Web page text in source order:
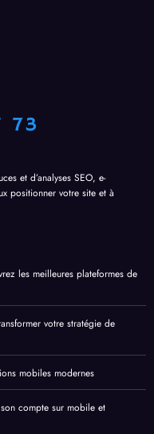
et d’analyses SEO, e-
positionner votre site et à
les meilleures plateformes de
votre stratégie de
mobiles modernes
compte sur mobile et